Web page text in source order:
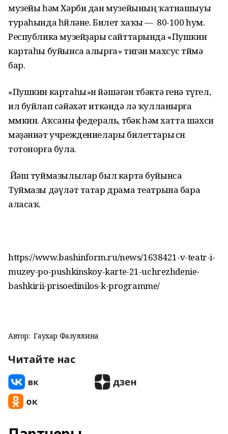
музейы һәм Хәрби дан музейының ҡатнашыуы
тураһында һөйләне. Билет хаҡы — 80-100 һум.
Республика музейҙары сайттарында «Пушкин
картаһы буйынса алырға» тигән махсус төймә
бар.
«Пушкин картаһы»н йәшәгән төбәктә генә түгел,
ил буйлап сәйәхәт иткәндә лә ҡулланырға
мөмкин. Аҡсаны федераль, төбәк һәм хатта шәхси
мәҙәниәт учреждениелары билеттары өсөн
тотонорға була.
Йәш туймазылылар был карта буйынса
Туймазы дәүләт татар драма театрына бара
аласаҡ.
https://www.bashinform.ru/news/1638421-v-teatr-i-
muzey-po-pushkinskoy-karte-21-uchrezhdenie-
bashkirii-prisoedinilos-k-programme/
Автор: Гаухар Фазуллина
Читайте нас